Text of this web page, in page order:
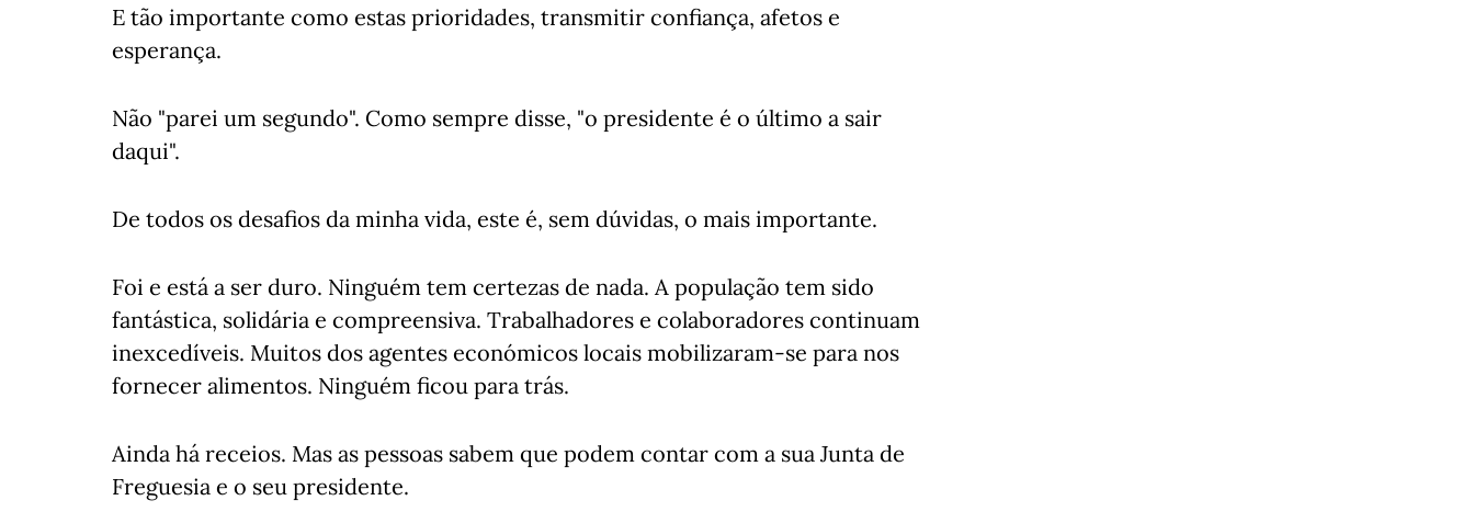
E tão importante como estas prioridades, transmitir confiança, afetos e
esperança.
Não "parei um segundo". Como sempre disse, "o presidente é o último a sair
daqui".
De todos os desafios da minha vida, este é, sem dúvidas, o mais importante.
Foi e está a ser duro. Ninguém tem certezas de nada. A população tem sido
fantástica, solidária e compreensiva. Trabalhadores e colaboradores continuam
inexcedíveis. Muitos dos agentes económicos locais mobilizaram-se para nos
fornecer alimentos. Ninguém ficou para trás.
Ainda há receios. Mas as pessoas sabem que podem contar com a sua Junta de
Freguesia e o seu presidente.